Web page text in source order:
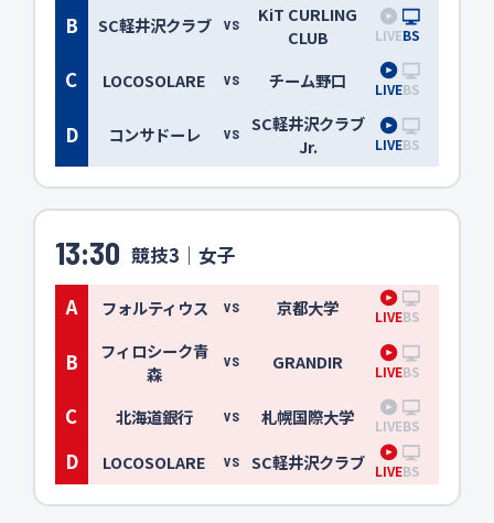
B SC軽井沢クラブ VS
KiT CURLING
CLUB
LIVEBS
C LOCOSOLARE VS チーム野口 LIVEBS
D コンサドーレ VS
SC軽井沢クラブ
Jr.
LIVEBS
13:30 競技3｜女子
A
フォルティウス VS 京都大学 LIVEBS
B
フィロシーク青
森
VS GRANDIR LIVEBS
C 北海道銀行 VS 札幌国際大学 LIVEBS
D LOCOSOLARE VS SC軽井沢クラブ LIVEBS